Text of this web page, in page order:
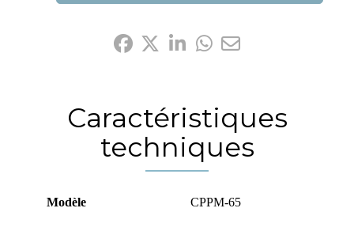
Caractéristiques
techniques
Modèle CPPM-65